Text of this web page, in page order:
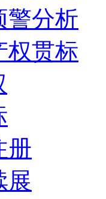
警分析
权贯标
册
展